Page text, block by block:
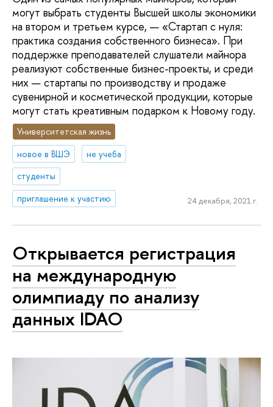
могут выбрать студенты Высшей школы экономики
на втором и третьем курсе, — «Стартап с нуля:
практика создания собственного бизнеса». При
поддержке преподавателей слушатели майнора
реализуют собственные бизнес-проекты, и среди
них — стартапы по производству и продаже
сувенирной и косметической продукции, которые
могут стать креативным подарком к Новому году.
Университетская жизнь
новое в ВШЭ
не учеба
студенты
приглашение к участию
24 декабря, 2021 г.
Открывается регистрация
на международную
олимпиаду по анализу
данных IDAO